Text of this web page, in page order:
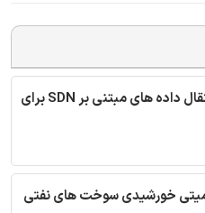
ترجمه مقاله امنیت انتقال داده های مبتنی بر SDN برای
خورشیدی سوخت های نفتی